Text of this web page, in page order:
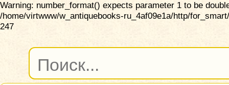
Warning: number_format() expects parameter 1 to be
/home/virtwww/w_antiquebooks-ru_4af09e1a/http/
247